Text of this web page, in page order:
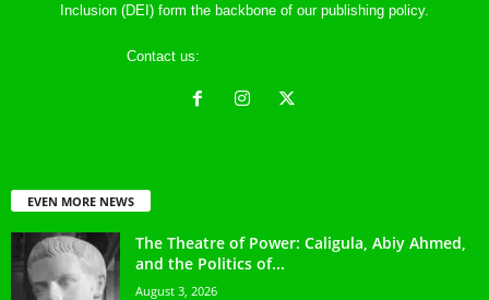
Inclusion (DEI) form the backbone of our publishing policy.
Contact us:
EVEN MORE NEWS
The Theatre of Power: Caligula, Abiy Ahmed,
and the Politics of...
August 3, 2026